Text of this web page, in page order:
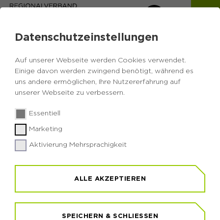
Datenschutzeinstellungen
Auf unserer Webseite werden Cookies verwendet.
Einige davon werden zwingend benötigt, während es
uns andere ermöglichen, Ihre Nutzererfahrung auf
unserer Webseite zu verbessern.
Essentiell
Marketing
Aktivierung Mehrsprachigkeit
ALLE AKZEPTIEREN
SPEICHERN & SCHLIESSEN
Zurück zur Übersicht
Kräutersträuße binden
14:00 - 16:00 Uhr
RVR-Besucherzentrum NaturForum
Bislicher Insel
Bislicher Insel 11